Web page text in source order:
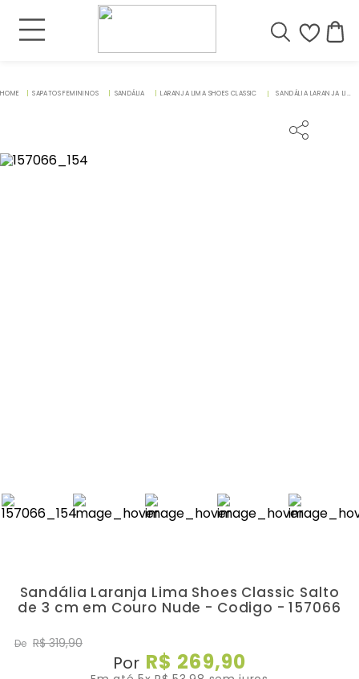
SAPATOS FEMININOS SANDÁLIA LARANJA LIMA SHOES CLASSIC SANDÁLIA LARANJA LIMA SHOES CLASSIC SALTO DE 3 CM EM COURO NUDE - CODIGO - 157066
Sandália Laranja Lima Shoes Classic Salto
de 3 cm em Couro Nude - Codigo - 157066
De R$ 319,90
Por R$ 269,90